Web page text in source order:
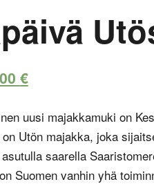
€
uusi majakkamuki on
Utön majakka, joka
saarella
Suomen vanhin yhä